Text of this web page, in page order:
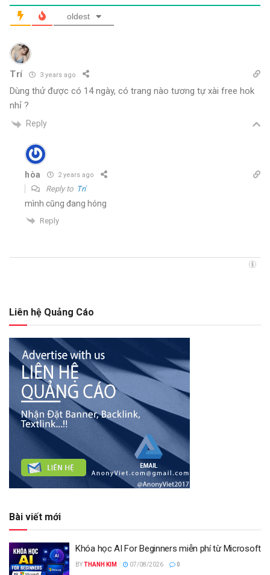
oldest
Trí 3 years ago
Dùng thử được có 14 ngày, có trang nào tương tự xài free hok
nhỉ ?
Reply
hòa 2 years ago
Reply to Trí
mình cũng đang hóng
Reply
Liên hệ Quảng Cáo
Bài viết mới
Khóa học AI For Beginners miễn phí từ Microsoft
BYTHANH KIM 07/08/2026 0